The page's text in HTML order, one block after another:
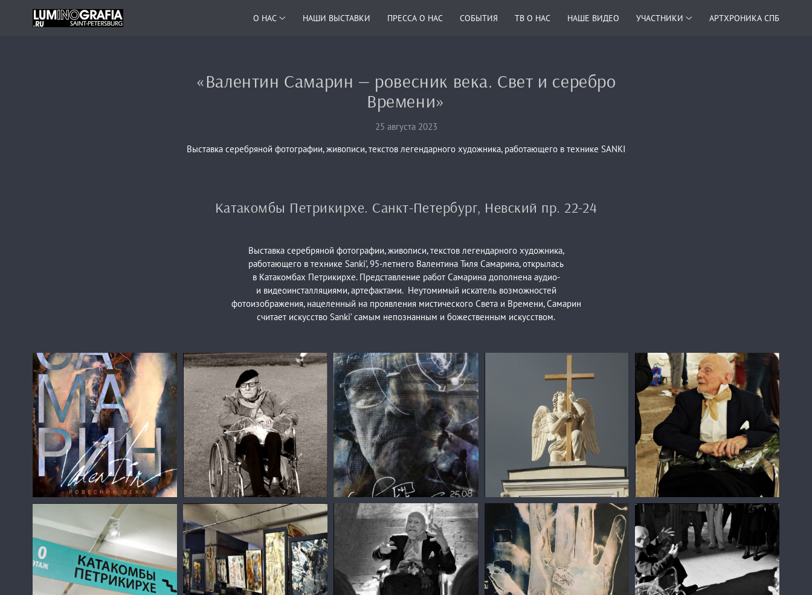
О НАС НАШИ ВЫСТАВКИ ПРЕССА О НАС СОБЫТИЯ ТВ О НАС НАШЕ ВИДЕО УЧАСТНИКИ АРТХРОНИКА СПБ
«Валентин Самарин — ровесник века. Свет и серебро
Времени»
25 августа 2023
Выставка серебряной фотографии, живописи, текстов легендарного художника, работающего в технике SANKI
Катакомбы Петрикирхе. Санкт-Петербург, Невский пр. 22-24
Выставка серебряной фотографии, живописи, текстов легендарного художника,
работающего в технике Sanki’, 95-летнего Валентина Тиля Самарина, открылась
в Катакомбах Петрикирхе. Представление работ Самарина дополнена аудио-
и видеоинсталляциями, артефактами. Неутомимый искатель возможностей
фотоизображения, нацеленный на проявления мистического Света и Времени, Самарин
считает искусство Sanki’ самым непознанным и божественным искусством.